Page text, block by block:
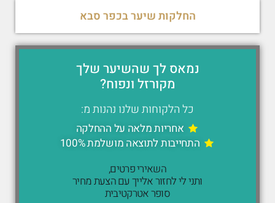
החלקות שיער בכפר סבא
נמאס לך שהשיער שלך
מקורזל ונפוח?
כל הלקוחות שלנו נהנות מ:
אחריות מלאה על ההחלקה
התחייבות לתוצאה מושלמת 100%
השאירי פרטים,
ותני לי לחזור אלייך עם הצעת מחיר
סופר אטרקטיבית